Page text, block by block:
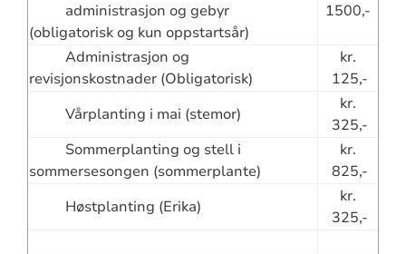
administrasjon og gebyr
(obligatorisk og kun oppstartsår)
1500,-
Administrasjon og
revisjonskostnader (Obligatorisk)
kr.
125,-
Vårplanting i mai (stemor)
kr.
325,-
Sommerplanting og stell i
sommersesongen (sommerplante)
kr.
825,-
Høstplanting (Erika)
kr.
325,-